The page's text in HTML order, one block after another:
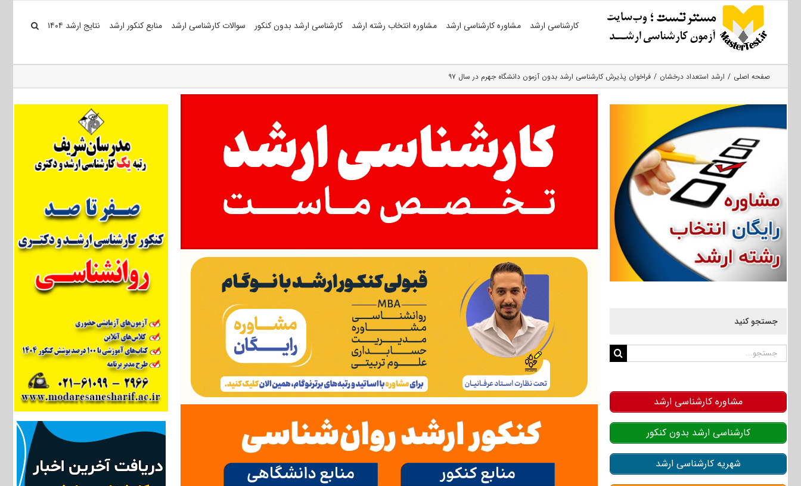
کارشناسی ارشد مشاوره کارشناسی ارشد مشاوره انتخاب رشته ارشد کارشناسی ارشد بدون کنکور سوالات کارشناسی ارشد منابع کنکور ارشد نتایج ارشد ۱۴۰۴
صفحه اصلی ارشد استعداد درخشان فراخوان پذیرش کارشناسی ارشد بدون آزمون دانشگاه جهرم در سال ۹۷
جستجو کنید
جستجو
مشاوره کارشناسی ارشد
کارشناسی ارشد بدون کنکور
شهریه کارشناسی ارشد